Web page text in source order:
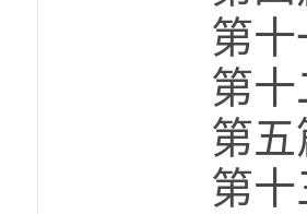
第十
第十
第
第十